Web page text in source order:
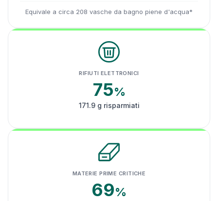
Equivale a circa 208 vasche da bagno piene d'acqua*
RIFIUTI ELETTRONICI
75%
171.9 g risparmiati
MATERIE PRIME CRITICHE
69%